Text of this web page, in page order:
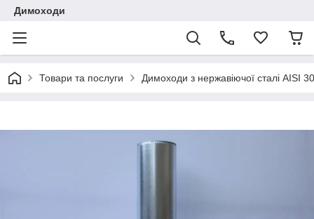
Димоходи
Товари та послуги Димоходи з нержавіючої сталі